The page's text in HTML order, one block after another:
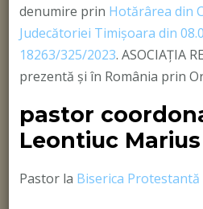
denumire prin Hotărârea din
Judecătoriei Timișoara din
18263/325/2023. ASOCIAȚIA
prezentă și în România prin
pastor
Leontiuc Marius
Pastor la Biserica Protestantă